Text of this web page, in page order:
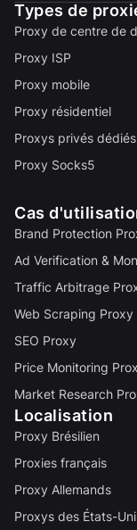
Types de
Proxy de centre de
Proxy ISP
Proxy mobile
Proxy résidentiel
Proxys privés dédiés
Proxy Socks5
Cas
Brand Protection
Ad Verification &
Traffic Arbitrage
Web Scraping Proxy
SEO Proxy
Price Monitoring
Market Research
Localisation
Proxy Brésilien
Proxies français
Proxy Allemands
Proxys des États-